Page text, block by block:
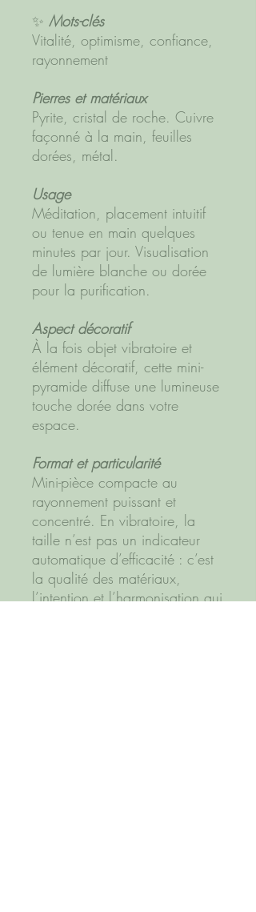
✨ Mots-clés
Vitalité, optimisme, confiance,
rayonnement
Pierres et matériaux
Pyrite, cristal de roche. Cuivre
façonné à la main, feuilles
dorées, métal.
Usage
Méditation, placement intuitif
ou tenue en main quelques
minutes par jour. Visualisation
de lumière blanche ou dorée
pour la purification.
Aspect décoratif
À la fois objet vibratoire et
élément décoratif, cette mini-
pyramide diffuse une lumineuse
touche dorée dans votre
espace.
Format et particularité
Mini-pièce compacte au
rayonnement puissant et
concentré. En vibratoire, la
taille n’est pas un indicateur
automatique d’efficacité : c’est
la qualité des matériaux,
l’intention et l’harmonisation qui